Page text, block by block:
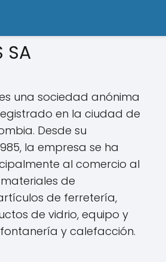
SA
es una sociedad anónima
en la ciudad de
Desde su
la empresa se ha
al comercio al
de
de ferretería,
de vidrio, equipo y
y calefacción.